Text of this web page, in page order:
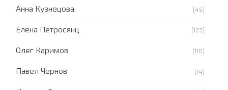
Анна Кузнецова [45]
Елена Петросянц [122]
Олег Каримов [110]
Павел Чернов [14]